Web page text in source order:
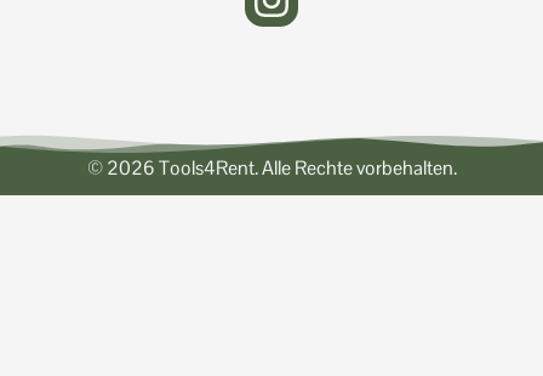
© 2026 Tools4Rent. Alle Rechte vorbehalten.